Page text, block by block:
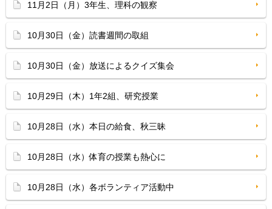
11月2日（月）3年生、理科の観察
10月30日（金）読書週間の取組
10月30日（金）放送によるクイズ集会
10月29日（木）1年2組、研究授業
10月28日（水）本日の給食、秋三昧
10月28日（水）体育の授業も熱心に
10月28日（水）各ボランティア活動中